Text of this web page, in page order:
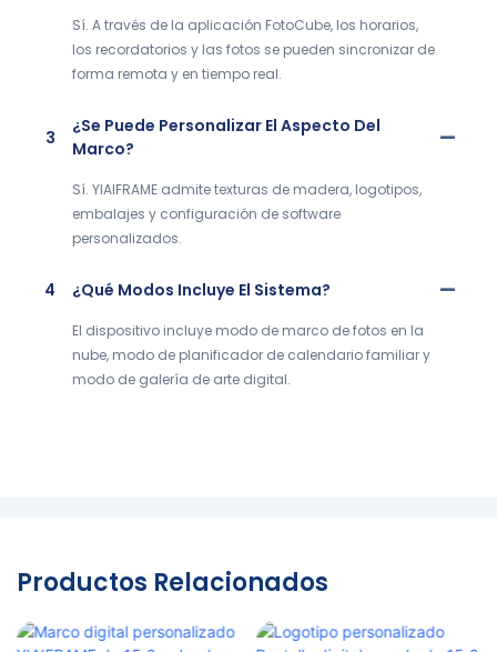
Sí. A través de la aplicación FotoCube, los horarios,
los recordatorios y las fotos se pueden sincronizar de
forma remota y en tiempo real.
3
¿Se Puede Personalizar El Aspecto Del
Marco?
Sí. YIAIFRAME admite texturas de madera, logotipos,
embalajes y configuración de software
personalizados.
4 ¿Qué Modos Incluye El Sistema?
El dispositivo incluye modo de marco de fotos en la
nube, modo de planificador de calendario familiar y
modo de galería de arte digital.
Productos Relacionados